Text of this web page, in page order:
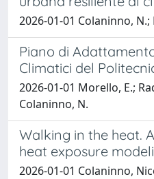
2026-01-01 Colaninno, N.;
Piano di
Climatici del
2026-01-01 Morello, E.;
Colaninno, N.
Walking in the heat.
heat exposure
2026-01-01 Colaninno,